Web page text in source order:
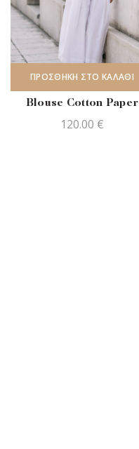
ΠΡΟΣΘΉΚΗ ΣΤΟ ΚΑΛΆΘΙ
Blouse Cotton Paper
120.00 €